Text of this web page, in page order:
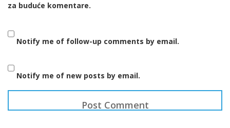
za buduće komentare.
Notify me of follow-up comments by email.
Notify me of new posts by email.